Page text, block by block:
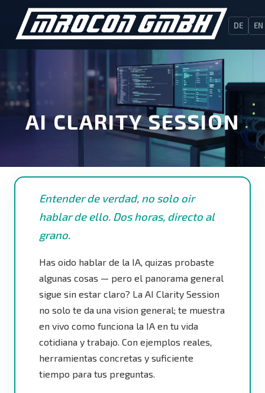
DE EN
AI CLARITY SESSION
Entender de verdad, no solo oir
hablar de ello. Dos horas, directo al
grano.
Has oido hablar de la IA, quizas probaste
algunas cosas — pero el panorama general
sigue sin estar claro? La AI Clarity Session
no solo te da una vision general; te muestra
en vivo como funciona la IA en tu vida
cotidiana y trabajo. Con ejemplos reales,
herramientas concretas y suficiente
tiempo para tus preguntas.